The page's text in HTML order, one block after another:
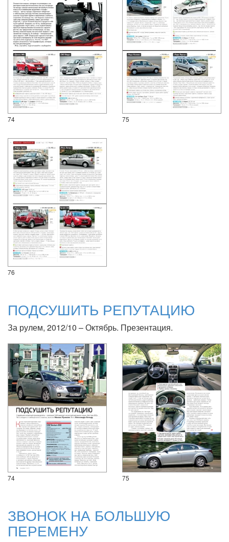
74 75
76
ПОДСУШИТЬ РЕПУТАЦИЮ
За рулем, 2012/10 – Октябрь. Презентация.
74 75
ЗВОНОК НА БОЛЬШУЮ
ПЕРЕМЕНУ